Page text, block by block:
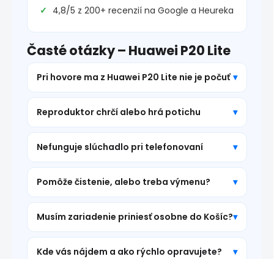
4,8/5 z 200+ recenzií na Google a Heureka
Časté otázky – Huawei P20 Lite
Pri hovore ma z Huawei P20 Lite nie je počuť
Reproduktor chrčí alebo hrá potichu
Nefunguje slúchadlo pri telefonovaní
Pomôže čistenie, alebo treba výmenu?
Musím zariadenie priniesť osobne do Košíc?
Kde vás nájdem a ako rýchlo opravujete?